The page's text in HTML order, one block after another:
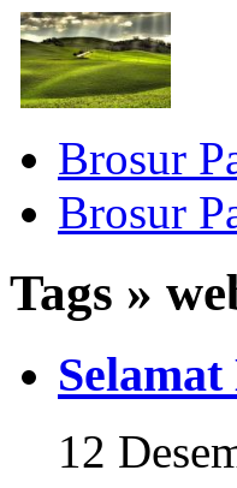
Brosur
Brosur
Tags »
12